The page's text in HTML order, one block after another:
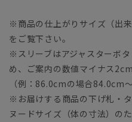
※商品の仕上がりサイズ（出
をご覧下さい。
※スリーブはアジャスターボ
め、ご案内の数値マイナス
（例：86.0cmの場合84.0cm
※お届けする商品の下げ札・
ヌードサイズ（体の寸法）の